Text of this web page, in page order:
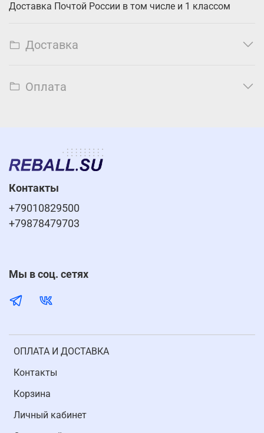
Доставка Почтой России в том числе и 1 классом
Доставка
Оплата
ОПЛАТА И ДОСТАВКА
Контакты
Корзина
Личный кабинет
Контакты
+79010829500
+79878479703
Мы в соц. сетях